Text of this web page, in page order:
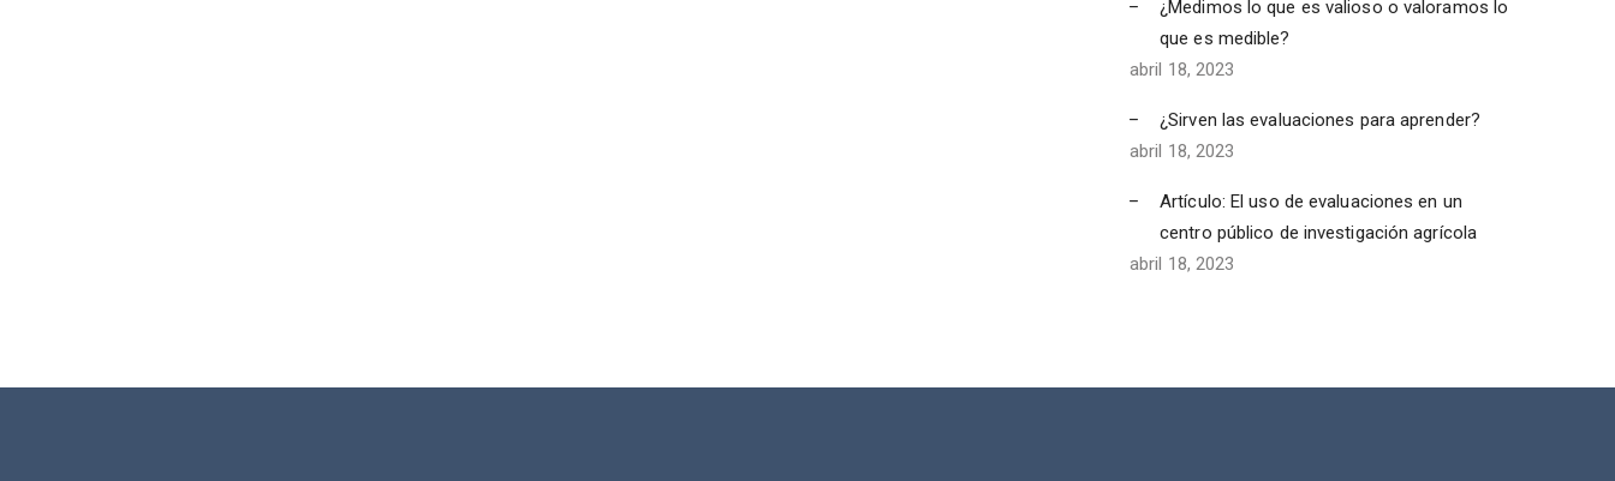
¿Medimos lo que es valioso o valoramos lo
que es medible?
abril 18, 2023
¿Sirven las evaluaciones para aprender?
abril 18, 2023
Artículo: El uso de evaluaciones en un
centro público de investigación agrícola
abril 18, 2023